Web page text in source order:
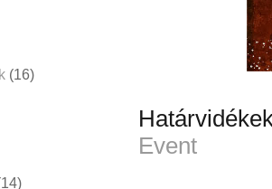
Event
(16)